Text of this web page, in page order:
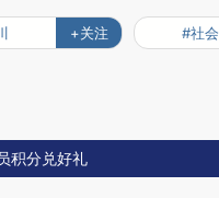
+关注 #社会
积分兑好礼